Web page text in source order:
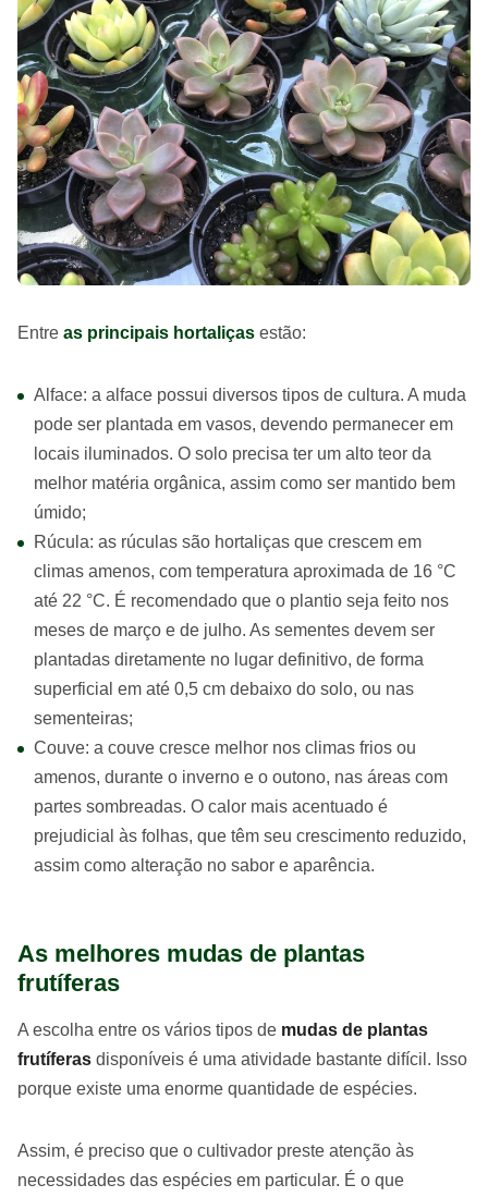
Entre as principais hortaliças estão:
Alface: a alface possui diversos tipos de cultura. A muda
pode ser plantada em vasos, devendo permanecer em
locais iluminados. O solo precisa ter um alto teor da
melhor matéria orgânica, assim como ser mantido bem
úmido;
Rúcula: as rúculas são hortaliças que crescem em
climas amenos, com temperatura aproximada de 16 °C
até 22 °C. É recomendado que o plantio seja feito nos
meses de março e de julho. As sementes devem ser
plantadas diretamente no lugar definitivo, de forma
superficial em até 0,5 cm debaixo do solo, ou nas
sementeiras;
Couve: a couve cresce melhor nos climas frios ou
amenos, durante o inverno e o outono, nas áreas com
partes sombreadas. O calor mais acentuado é
prejudicial às folhas, que têm seu crescimento reduzido,
assim como alteração no sabor e aparência.
As melhores mudas de plantas
frutíferas
A escolha entre os vários tipos de mudas de plantas
frutíferas disponíveis é uma atividade bastante difícil. Isso
porque existe uma enorme quantidade de espécies.
Assim, é preciso que o cultivador preste atenção às
necessidades das espécies em particular. É o que